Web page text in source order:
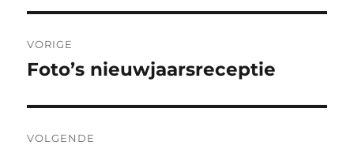
VORIGE
Vorig
Foto’s nieuwjaarsreceptie
VOLGENDE